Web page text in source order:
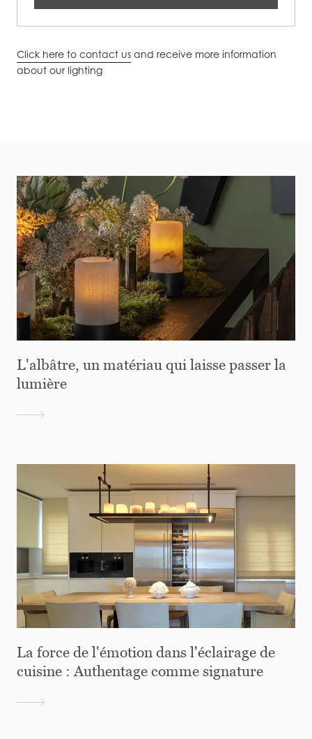
Click here to contact us and receive more information
about our lighting
L'albâtre, un matériau qui laisse passer la
lumière
La force de l'émotion dans l'éclairage de
cuisine : Authentage comme signature